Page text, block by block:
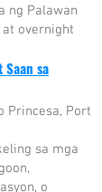
ng Palawan
overnight
sa
Princesa, Port
sa mga
o